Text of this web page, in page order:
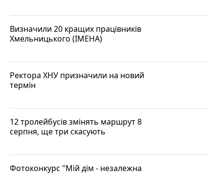
Визначили 20 кращих працівників
Хмельницького (ІМЕНА)
Ректора ХНУ призначили на новий
термін
12 тролейбусів змінять маршрут 8
серпня, ще три скасують
Фотоконкурс "Мій дім - незалежна